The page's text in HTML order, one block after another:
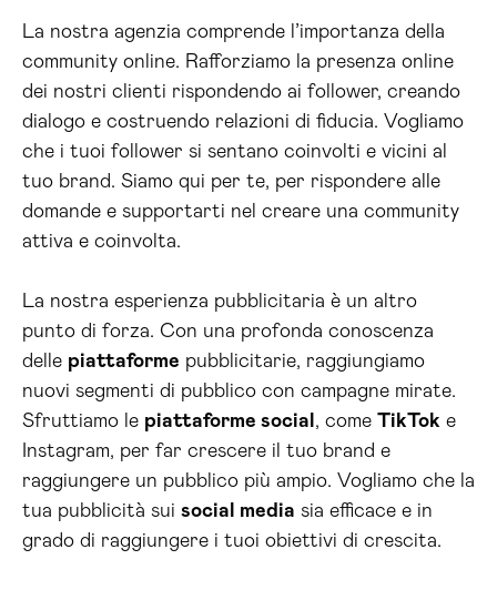
La nostra agenzia comprende l’importanza della
community online. Rafforziamo la presenza online
dei nostri clienti rispondendo ai follower, creando
dialogo e costruendo relazioni di fiducia. Vogliamo
che i tuoi follower si sentano coinvolti e vicini al
tuo brand. Siamo qui per te, per rispondere alle
domande e supportarti nel creare una community
attiva e coinvolta.
La nostra esperienza pubblicitaria è un altro
punto di forza. Con una profonda conoscenza
delle piattaforme pubblicitarie, raggiungiamo
nuovi segmenti di pubblico con campagne mirate.
Sfruttiamo le piattaforme social , come TikTok e
Instagram, per far crescere il tuo brand e
raggiungere un pubblico più ampio. Vogliamo che la
tua pubblicità sui social media sia efficace e in
grado di raggiungere i tuoi obiettivi di crescita.